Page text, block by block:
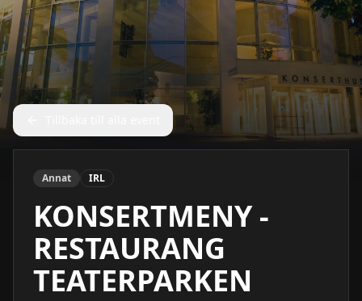
Annat IRL
KONSERTMENY -
RESTAURANG
TEATERPARKEN